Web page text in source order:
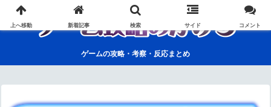
ゲームの攻略・考察・反応まとめ
上へ移動 新着記事 検索 サイド コメント